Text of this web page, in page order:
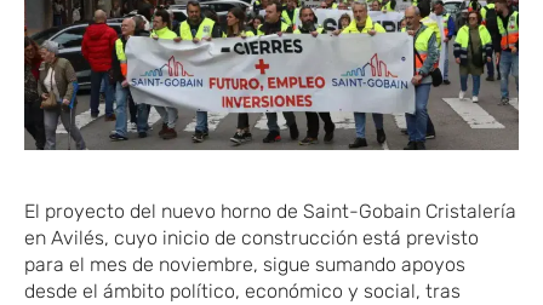
El proyecto del nuevo horno de Saint-Gobain Cristalería
en Avilés, cuyo inicio de construcción está previsto
para el mes de noviembre, sigue sumando apoyos
desde el ámbito político, económico y social, tras